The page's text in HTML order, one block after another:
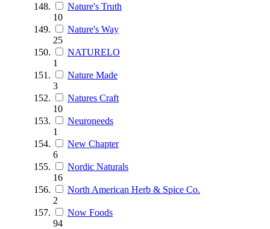
Nature's Truth
10
Nature's Way
25
NATURELO
1
Nature Made
3
Natures Craft
10
Neuroneeds
1
New Chapter
6
Nordic Naturals
16
North American Herb & Spice Co.
2
Now Foods
94